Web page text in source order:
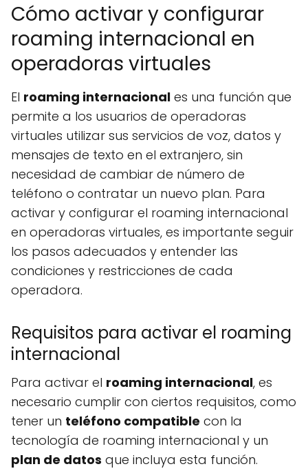
Cómo activar y configurar
roaming internacional en
operadoras virtuales
El roaming internacional es una función que
permite a los usuarios de operadoras
virtuales utilizar sus servicios de voz, datos y
mensajes de texto en el extranjero, sin
necesidad de cambiar de número de
teléfono o contratar un nuevo plan. Para
activar y configurar el roaming internacional
en operadoras virtuales, es importante seguir
los pasos adecuados y entender las
condiciones y restricciones de cada
operadora.
Requisitos para activar el roaming
internacional
Para activar el roaming internacional, es
necesario cumplir con ciertos requisitos, como
tener un teléfono compatible con la
tecnología de roaming internacional y un
plan de datos que incluya esta función.